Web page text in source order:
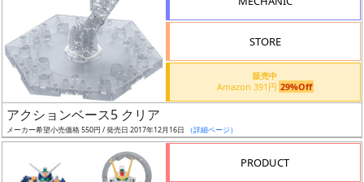
期
STORE
販売中
Amazon 391円 29%Off
アクションベース5 クリア
メーカー希望小売価格 550円 / 発売日 2017年12月16日 （詳細ページ）
PRODUCT